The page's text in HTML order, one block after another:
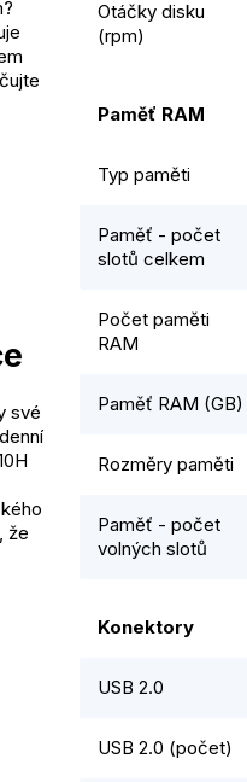
své
že
Otáčky disku
(rpm)
Paměť RAM
Typ paměti
Paměť - počet
slotů celkem
Počet paměti
RAM
Paměť RAM (GB)
Rozměry paměti
Paměť - počet
volných slotů
Konektory
USB 2.0
USB 2.0 (počet)